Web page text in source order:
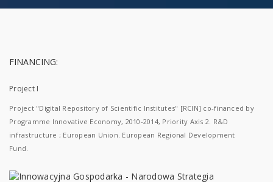
FINANCING:
Project I
Project "Digital Repository of Scientific Institutes" [RCIN] co-financed by
Programme Innovative Economy, 2010-2014, Priority Axis 2. R&D
infrastructure ; European Union. European Regional Development
Fund.